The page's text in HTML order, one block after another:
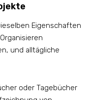
Eigenschaften
und alltägliche
oder Tagebücher